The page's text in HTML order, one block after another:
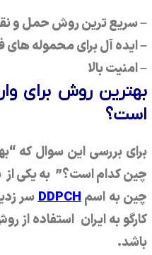
– سریع ترین روش حمل و
– ایده آل برای محموله
– امنیت بالا
بهترین روش برای
است؟
برای بررسی این سوال که
چین کدام است؟” به یکی
چین به اسمDDPCHسر
کارگو به ایران استفاده
باشد.